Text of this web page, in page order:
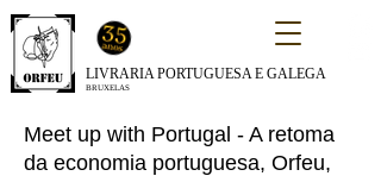
LIVRARIA PORTUGUESA E GALEGA
BRUXELAS
Meet up with Portugal - A retoma
da economia portuguesa, Orfeu,